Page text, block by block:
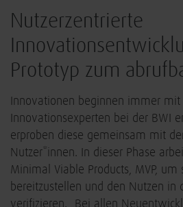
Nutzerzentrierte
Prototyp zum
Innovationen beginnen immer mit
Innovationsexperten bei der BWI
erproben diese gemeinsam mit
Nutzer*innen. In dieser Phase
Minimal Viable Products, MVP,
bereitzustellen und den Nutzen in
verifizieren. „Bei allen